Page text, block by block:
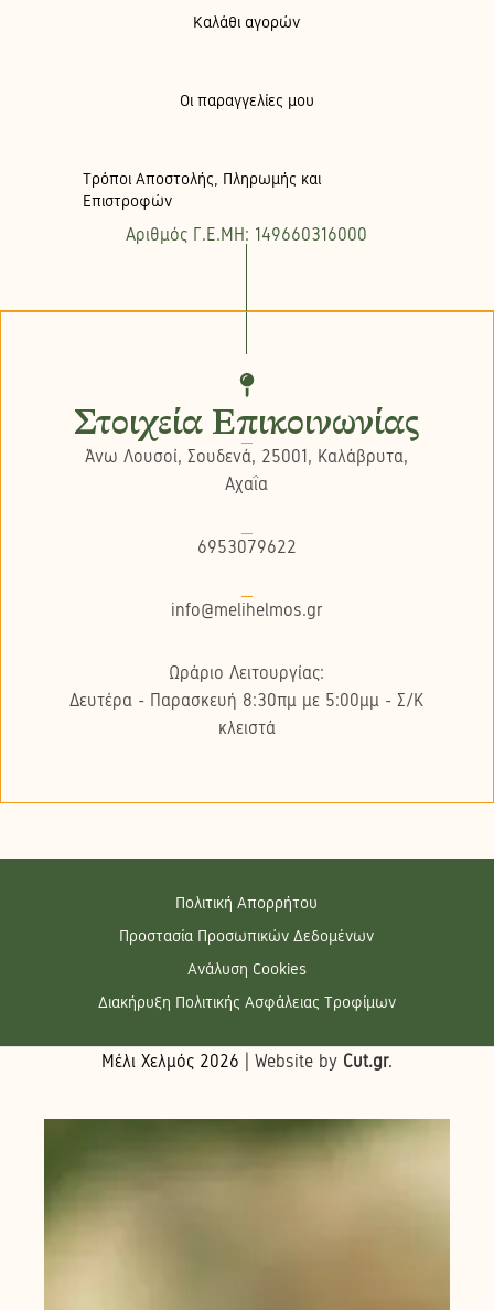
Καλάθι αγορών
Οι παραγγελίες μου
Τρόποι Αποστολής, Πληρωμής και
Επιστροφών
Αριθμός Γ.Ε.ΜΗ: 149660316000
Στοιχεία Επικοινωνίας
Άνω Λουσοί, Σουδενά, 25001, Καλάβρυτα,
Αχαΐα
6953079622
info@melihelmos.gr
Ωράριο Λειτουργίας:
Δευτέρα - Παρασκευή 8:30πμ με 5:00μμ - Σ/K
κλειστά
Πολιτική Απορρήτου
Προστασία Προσωπικών Δεδομένων
Ανάλυση Cookies
Διακήρυξη Πολιτικής Ασφάλειας Τροφίμων
Μέλι Χελμός 2026 | Website by Cut.gr.